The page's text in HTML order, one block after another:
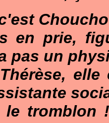
en prie,
pas un
elle
le tromblon !